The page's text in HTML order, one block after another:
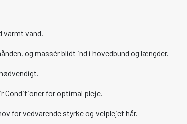
varmt vand.
og massér blidt ind i hovedbund og længder.
Conditioner for optimal pleje.
for vedvarende styrke og velplejet hår.